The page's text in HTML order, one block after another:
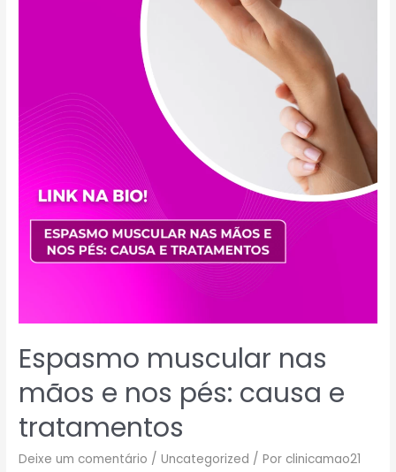
Espasmo muscular nas
mãos e nos pés: causa e
tratamentos
Deixe um comentário /Uncategorized / Por clinicamao21